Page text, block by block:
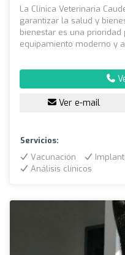
La Clínica Veterinaria
garantizar la salud y
bienestar es una prioridad
equipamiento moderno y
Ver e-mail
Servicios:
Vacunación
Análisis clínicos